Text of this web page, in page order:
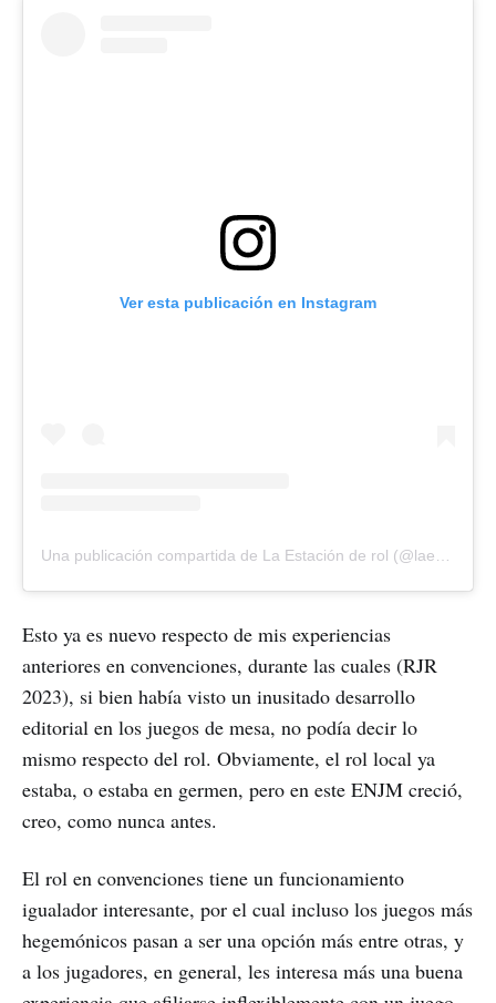
Ver esta publicación en Instagram
Esto ya es nuevo respecto de mis experiencias
anteriores en convenciones, durante las cuales (RJR
2023), si bien había visto un inusitado desarrollo
editorial en los juegos de mesa, no podía decir lo
mismo respecto del rol. Obviamente, el rol local ya
estaba, o estaba en germen, pero en este ENJM creció,
creo, como nunca antes.
El rol en convenciones tiene un funcionamiento
igualador interesante, por el cual incluso los juegos más
hegemónicos pasan a ser una opción más entre otras, y
a los jugadores, en general, les interesa más una buena